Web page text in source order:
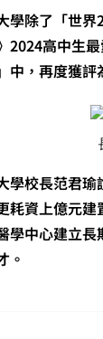
學除了「世
2024高中生
中，再度獲
學校長范君
耗資上億元
學中心建立
。